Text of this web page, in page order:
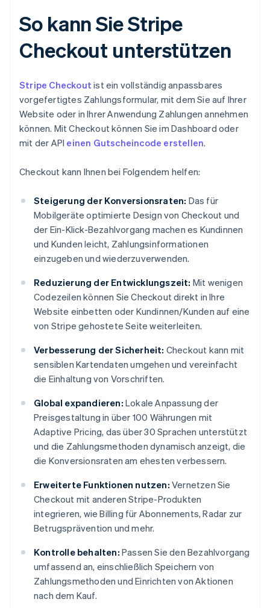
So kann Sie Stripe
Checkout unterstützen
Stripe Checkout ist ein vollständig anpassbares
vorgefertigtes Zahlungsformular, mit dem Sie auf Ihrer
Website oder in Ihrer Anwendung Zahlungen annehmen
können. Mit Checkout können Sie im Dashboard oder
mit der API einen Gutscheincode erstellen.
Checkout kann Ihnen bei Folgendem helfen:
Steigerung der Konversionsraten: Das für
Mobilgeräte optimierte Design von Checkout und
der Ein-Klick-Bezahlvorgang machen es Kundinnen
und Kunden leicht, Zahlungsinformationen
einzugeben und wiederzuverwenden.
Reduzierung der Entwicklungszeit: Mit wenigen
Codezeilen können Sie Checkout direkt in Ihre
Website einbetten oder Kundinnen/Kunden auf eine
von Stripe gehostete Seite weiterleiten.
Verbesserung der Sicherheit: Checkout kann mit
sensiblen Kartendaten umgehen und vereinfacht
die Einhaltung von Vorschriften.
Global expandieren: Lokale Anpassung der
Preisgestaltung in über 100 Währungen mit
Adaptive Pricing, das über 30 Sprachen unterstützt
und die Zahlungsmethoden dynamisch anzeigt, die
die Konversionsraten am ehesten verbessern.
Erweiterte Funktionen nutzen: Vernetzen Sie
Checkout mit anderen Stripe-Produkten
integrieren, wie Billing für Abonnements, Radar zur
Betrugsprävention und mehr.
Kontrolle behalten: Passen Sie den Bezahlvorgang
umfassend an, einschließlich Speichern von
Zahlungsmethoden und Einrichten von Aktionen
nach dem Kauf.